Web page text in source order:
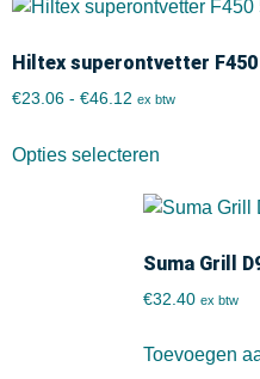
Hiltex superontvetter
€23.06 - €46.12 ex btw
Opties selecteren
Suma Grill
€32.40 ex btw
Toevoegen